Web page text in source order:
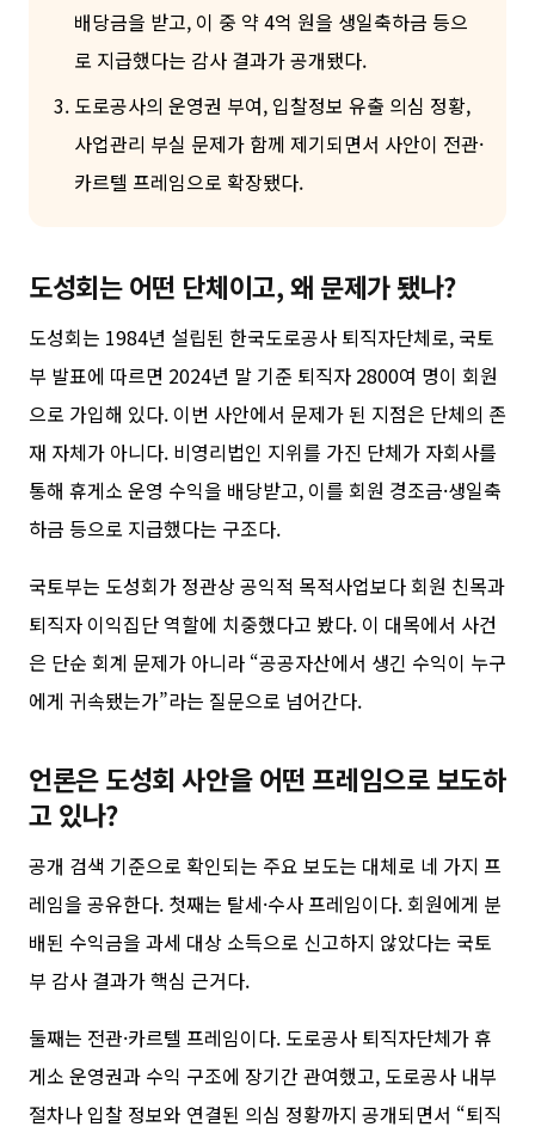
배당금을 받고, 이 중 약 4억 원을 생일축하금 등으
로 지급했다는 감사 결과가 공개됐다.
도로공사의 운영권 부여, 입찰정보 유출 의심 정황,
사업관리 부실 문제가 함께 제기되면서 사안이 전관·
카르텔 프레임으로 확장됐다.
도성회는 어떤 단체이고, 왜 문제가 됐나?
도성회는 1984년 설립된 한국도로공사 퇴직자단체로, 국토
부 발표에 따르면 2024년 말 기준 퇴직자 2800여 명이 회원
으로 가입해 있다. 이번 사안에서 문제가 된 지점은 단체의 존
재 자체가 아니다. 비영리법인 지위를 가진 단체가 자회사를
통해 휴게소 운영 수익을 배당받고, 이를 회원 경조금·생일축
하금 등으로 지급했다는 구조다.
국토부는 도성회가 정관상 공익적 목적사업보다 회원 친목과
퇴직자 이익집단 역할에 치중했다고 봤다. 이 대목에서 사건
은 단순 회계 문제가 아니라 “공공자산에서 생긴 수익이 누구
에게 귀속됐는가”라는 질문으로 넘어간다.
언론은 도성회 사안을 어떤 프레임으로 보도하
고 있나?
공개 검색 기준으로 확인되는 주요 보도는 대체로 네 가지 프
레임을 공유한다. 첫째는 탈세·수사 프레임이다. 회원에게 분
배된 수익금을 과세 대상 소득으로 신고하지 않았다는 국토
부 감사 결과가 핵심 근거다.
둘째는 전관·카르텔 프레임이다. 도로공사 퇴직자단체가 휴
게소 운영권과 수익 구조에 장기간 관여했고, 도로공사 내부
절차나 입찰 정보와 연결된 의심 정황까지 공개되면서 “퇴직